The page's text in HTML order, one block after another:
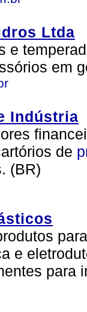
Ltda
e
em
Indústria
de
(BR)
e
para